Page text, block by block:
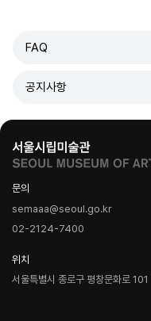
FAQ
공지사항
문의
semaaa@seoul.go.kr
02-2124-7400
위치
서울특별시 종로구 평창문화로 101